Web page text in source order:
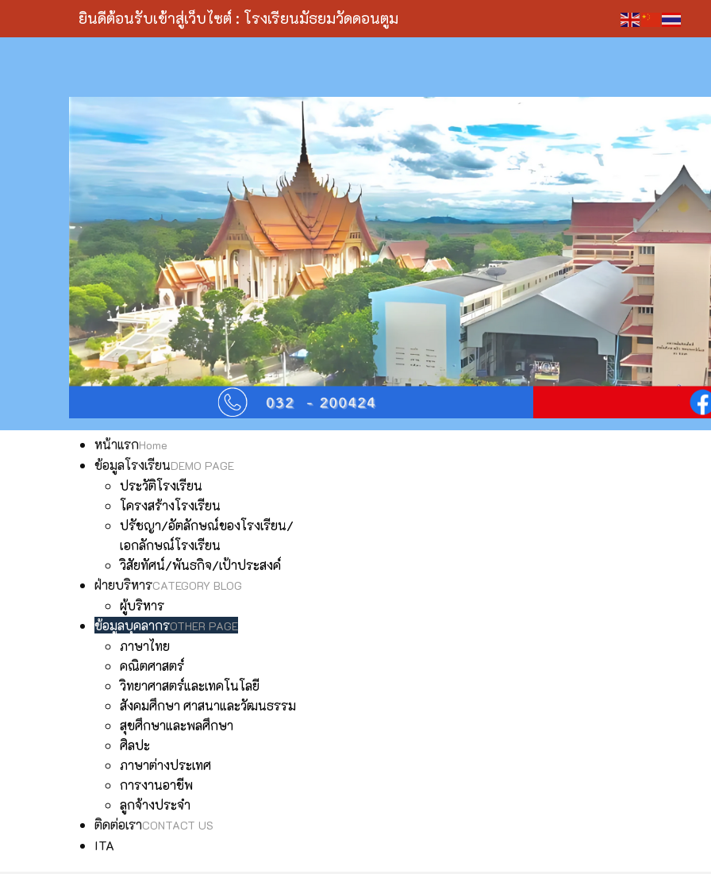
ยินดีต้อนรับเข้าสู่เว็บไซต์ : โรงเรียนมัธยมวัดดอนตูม
หน้าแรกHome
ข้อมูลโรงเรียนDEMO PAGE
ประวัติโรงเรียน
โครงสร้างโรงเรียน
ปรัชญา/อัตลักษณ์ของโรงเรียน/
เอกลักษณ์โรงเรียน
วิสัยทัศน์/พันธกิจ/เป้าประสงค์
ฝ่ายบริหารCATEGORY BLOG
ผู้บริหาร
ข้อมูลบุคลากรOTHER PAGE
ภาษาไทย
คณิตศาสตร์
วิทยาศาสตร์และเทคโนโลยี
สังคมศึกษา ศาสนาและวัฒนธรรม
สุขศึกษาและพลศึกษา
ศิลปะ
ภาษาต่างประเทศ
การงานอาชีพ
ลูกจ้างประจำ
ติดต่อเราCONTACT US
ITA